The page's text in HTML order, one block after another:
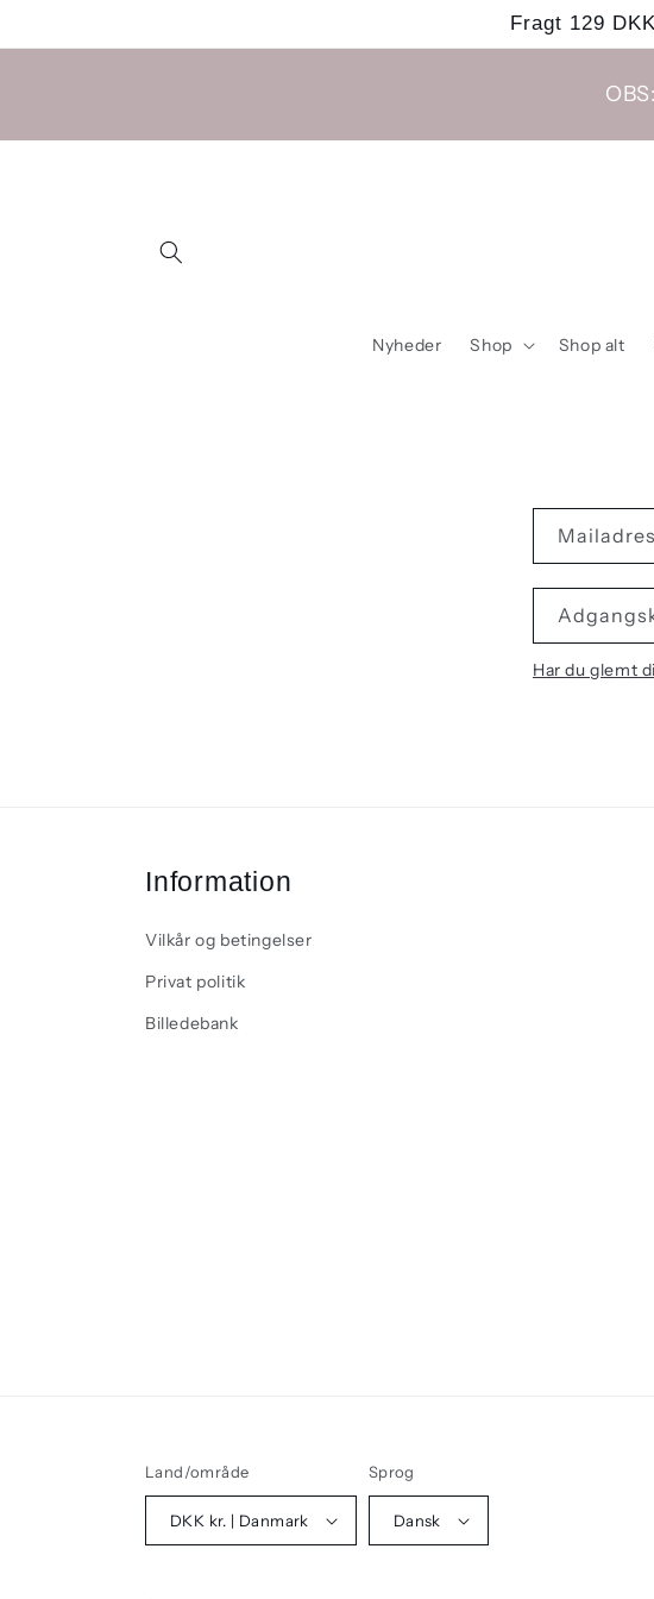
Fragt 129
Nyheder Shop Shop alt
Har du glemt
Information
Vilkår og betingelser
Privat politik
Billedebank
Land/område
DKK kr. | Danmark
Sprog
Dansk